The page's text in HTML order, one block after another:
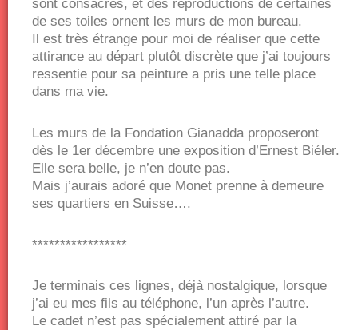
sont consacrés, et des reproductions de certaines
de ses toiles ornent les murs de mon bureau.
Il est très étrange pour moi de réaliser que cette
attirance au départ plutôt discrète que j’ai toujours
ressentie pour sa peinture a pris une telle place
dans ma vie.
Les murs de la Fondation Gianadda proposeront
dès le 1er décembre une exposition d’Ernest Biéler.
Elle sera belle, je n’en doute pas.
Mais j’aurais adoré que Monet prenne à demeure
ses quartiers en Suisse….
*****************
Je terminais ces lignes, déjà nostalgique, lorsque
j’ai eu mes fils au téléphone, l’un après l’autre.
Le cadet n’est pas spécialement attiré par la